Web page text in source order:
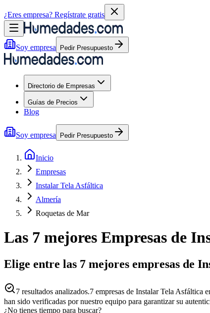
¿Eres empresa? Regístrate gratis
Soy empresa Pedir Presupuesto
Directorio de Empresas
Guías de Precios
Blog
Soy empresa Pedir Presupuesto
Inicio
Empresas
Instalar Tela Asfáltica
Almería
Roquetas de Mar
Las 7 mejores Empresas de
Elige entre las 7 mejores empresas de
7 resultados analizados.7 empresas de Instalar Tela Asfáltica
han sido verificadas por nuestro equipo para garantizar su
¿No tienes tiempo para buscar?